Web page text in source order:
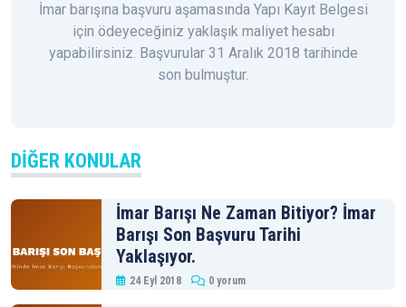
İmar barışına başvuru aşamasında Yapı Kayıt Belgesi
için ödeyeceğiniz yaklaşık maliyet hesabı
yapabilirsiniz. Başvurular 31 Aralık 2018 tarihinde
son bulmuştur.
DIĞER KONULAR
İmar Barışı Ne Zaman Bitiyor? İmar
Barışı Son Başvuru Tarihi
Yaklaşıyor.
24 Eyl 2018 0 yorum